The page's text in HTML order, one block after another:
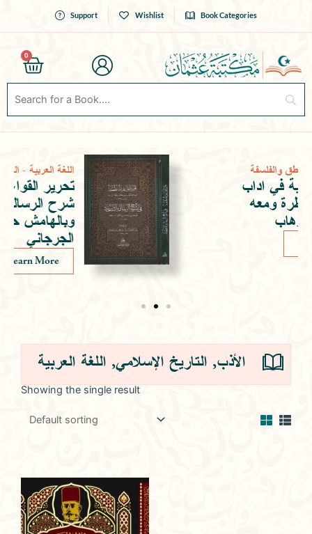
Support Wishlist Book Categories
0
Cart
اللغة العربية-المنطق والفلسفة
الرسالة الولدية في اداب
البحث والمناظرة ومعه
شرح عبد الوهاب
Learn More
الأذب, التاريخ الإسلامي, اللغة العربية
Showing the single result